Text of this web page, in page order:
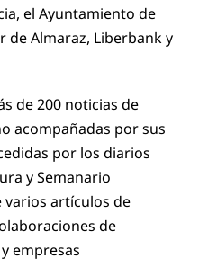
el Ayuntamiento de
de Almaraz, Liberbank y
de 200 noticias de
acompañadas por sus
por los diarios
y Semanario
varios artículos de
de
empresas